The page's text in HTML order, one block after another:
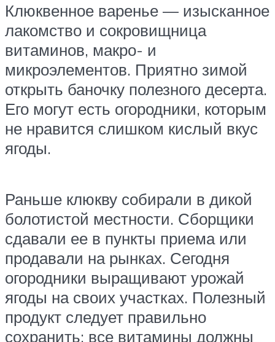
Клюквенное варенье — изысканное
лакомство и сокровищница
витаминов, макро- и
микроэлементов. Приятно зимой
открыть баночку полезного десерта.
Его могут есть огородники, которым
не нравится слишком кислый вкус
ягоды.
Раньше клюкву собирали в дикой
болотистой местности. Сборщики
сдавали ее в пункты приема или
продавали на рынках. Сегодня
огородники выращивают урожай
ягоды на своих участках. Полезный
продукт следует правильно
сохранить: все витамины должны